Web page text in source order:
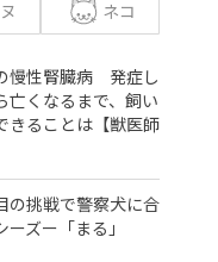
ネコ
慢性腎臓病 発症し
亡くなるまで、飼い
きることは【獣医師
の挑戦で警察犬に合
ーズー「まる」